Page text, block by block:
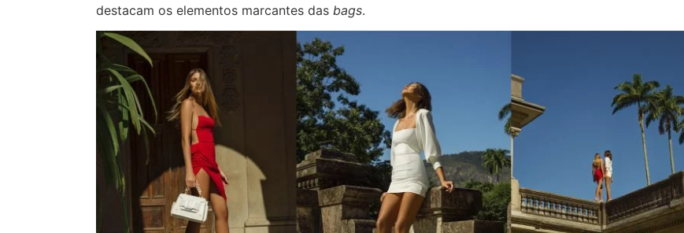
destacam os elementos marcantes das bags.